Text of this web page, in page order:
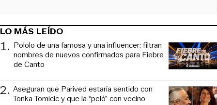
LO MÁS LEÍDO
1. Pololo de una famosa y una influencer: filtran
nombres de nuevos confirmados para Fiebre
de Canto
2. Aseguran que Parived estaría sentido con
Tonka Tomicic y que la “peló” con vecino